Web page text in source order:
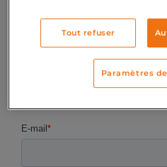
Tout refuser
Paramètres